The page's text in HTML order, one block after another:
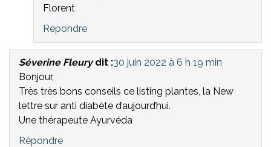
Florent
Répondre
Séverine Fleury dit :30 juin 2022 à 6 h 19 min
Bonjour,
Très très bons conseils ce listing plantes, la New
lettre sur anti diabète d’aujourd’hui.
Une thérapeute Ayurvéda
Répondre